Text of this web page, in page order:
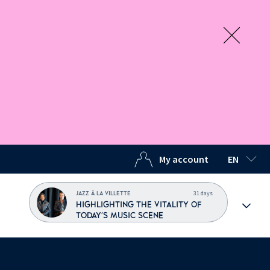
My account EN
JAZZ À LA VILLETTE 31 days
HIGHLIGHTING THE VITALITY OF
TODAY'S MUSIC SCENE